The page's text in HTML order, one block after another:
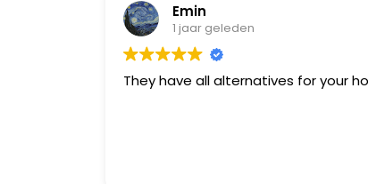
Emin
1 jaar geleden
They have all alternatives for your